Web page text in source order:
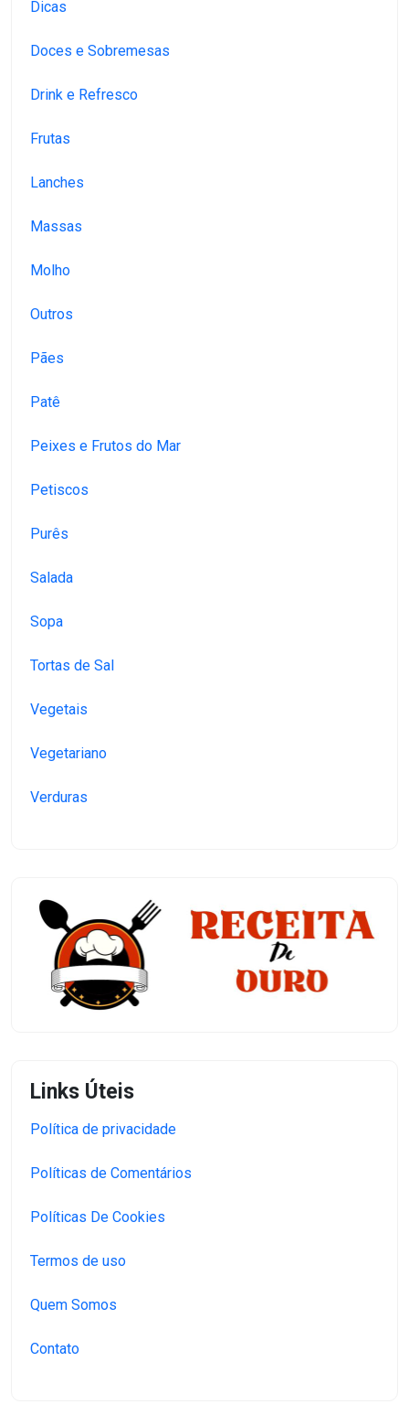
Dicas
Doces e Sobremesas
Drink e Refresco
Frutas
Lanches
Massas
Molho
Outros
Pães
Patê
Peixes e Frutos do Mar
Petiscos
Purês
Salada
Sopa
Tortas de Sal
Vegetais
Vegetariano
Verduras
Links Úteis
Política de privacidade
Políticas de Comentários
Políticas De Cookies
Termos de uso
Quem Somos
Contato